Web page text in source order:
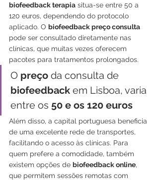
biofeedback terapia situa-se entre 50 a
120 euros, dependendo do protocolo
aplicado. O biofeedback preço consulta
pode ser consultado diretamente nas
clínicas, que muitas vezes oferecem
pacotes para tratamentos prolongados.
O preço da consulta de
biofeedback em Lisboa, varia
entre os 50 e os 120 euros
Além disso, a capital portuguesa beneficia
de uma excelente rede de transportes,
facilitando o acesso às clínicas. Para
quem prefere a comodidade, também
existem opções de biofeedback online,
que permitem sessões remotas com